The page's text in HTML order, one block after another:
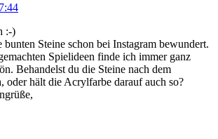
:-)
bunten Steine schon bei Instagram bewundert.
Spielideen finde ich immer ganz
Behandelst du die Steine nach dem
oder hält die Acrylfarbe darauf auch so?